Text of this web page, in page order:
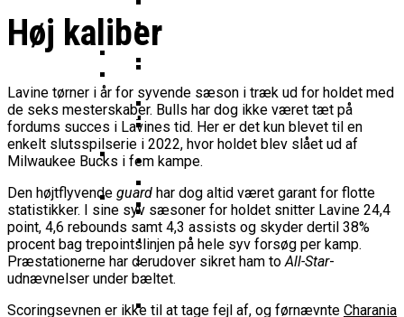
Bakken Bears Sender Stjernespiller
Til NBA Summer League
FIBA Giver Danmark Den
EuroBasket-Kvalifikation
Her Er Den Georgiske Og Finske
Trup, Danmark Skal Møde I
Kampen Om En EM-Billet
Trepointsrekord: Bakken Bears
Bakken Bears Skuffer Igen I
Exit
Bakken Bears Åbner FIBA Europe
Cup Med Smalt Nederlag
League
Noah Nørgaard Og Tenerife Fik
En God Start På Youth
Champions League: “Vores Mål
Er At Vinde Turneringen”
Dansk Tenerife-Stortalent
Imponerede Stort I Debut I Youth
Mere Europæisk Topbasket
Venter: Dansk Stjerne Skifter Til
Spansk EuroCup-Klub
ALBA Berlin Siger Farvel Til
EuroLeague – Skifter Til
Basketball Champions League
Spansk U18-Kvartfinale
Wembanyamas EM-Deltagelse I Fare:
Der Er Mange Usikkerheder Lige Nu
Danmarks Kvindelandshold Skal Have
Ny Landstræner
Tyskland Er Verdensmester For
Første Gang
Canada Vinder VM-Bronze Efter
Vanvittigt Overtidsdrama Mod
USA
Udtaget Til Sydsudansk OL-
Bruttotrup
Breaking: Team USA Samler
Superstjernerne Til OL 2024
Basketball-OL 2024: Se
Ekstra Bladet Har Købt Rettighederne
Til Basketligaen
BørneBasketFonden Sender
Spændende U15-Trup Til Jr. NBA
Europe Tournament Til Sommer
Fra Drøm Til Virkelighed: Vejen
Basketball Klub Rykker Op I
Basketligaen
Høj kaliber
Lavine tørner i år for syvende sæson i træk ud for holdet med
de seks mesterskaber. Bulls har dog ikke været tæt på
fordums succes i Lavines tid. Her er det kun blevet til en
enkelt slutsspilserie i 2022, hvor holdet blev slået ud af
Milwaukee Bucks i fem kampe.
Den højtflyvende guard har dog altid været garant for flotte
statistikker. I sine syv sæsoner for holdet snitter Lavine 24,4
point, 4,6 rebounds samt 4,3 assists og skyder dertil 38%
procent bag trepointslinjen på hele syv forsøg per kamp.
Præstationerne har derudover sikret ham toAll-Star-
udnævnelser under bæltet.
Scoringsevnen er ikke til at tage fejl af, og førnævnte Charania